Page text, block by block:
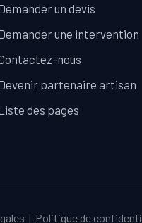
un devis
une intervention
nous
partenaire artisan
des pages
| Politique de